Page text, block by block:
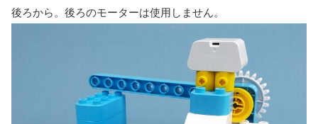
後ろから。後ろのモーターは使用しません。